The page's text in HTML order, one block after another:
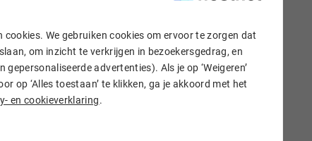
We gebruiken cookies om ervoor te zorgen dat
om inzicht te verkrijgen in bezoekersgedrag, en
advertenties). Als je op ‘Weigeren’
op ‘Alles toestaan’ te klikken, ga je akkoord met het
en cookieverklaring.